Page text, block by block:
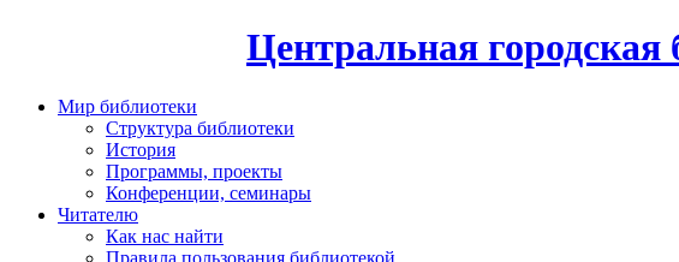
Центральная
Мир библиотеки
Структура библиотеки
История
Программы, проекты
Конференции, семинары
Читателю
Как нас найти
Правила пользования библиотекой